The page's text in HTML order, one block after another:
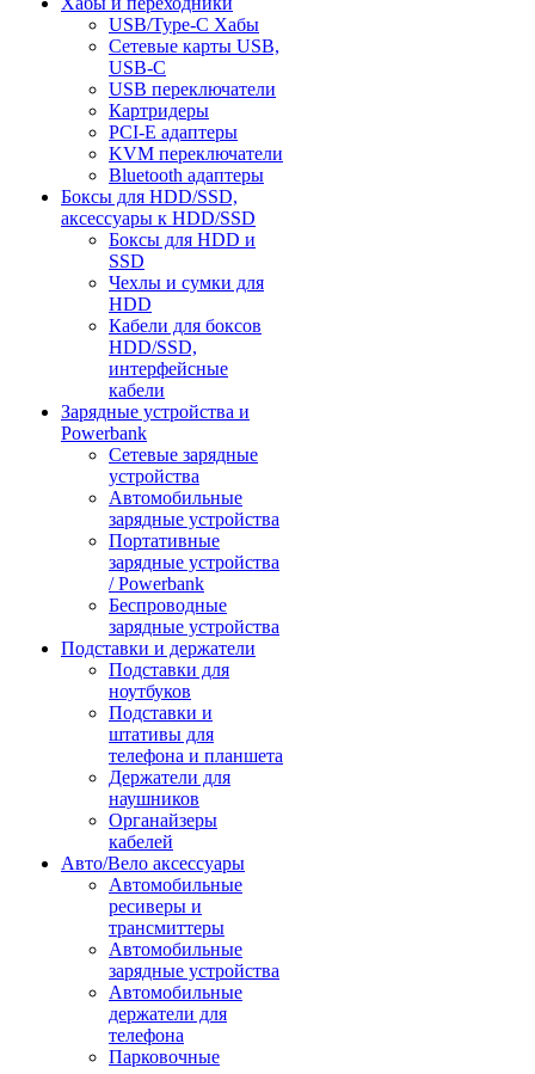
USB/Type-C Хабы
Сетевые карты USB,
USB-C
USB переключатели
Картридеры
PCI-E адаптеры
KVM переключатели
Bluetooth адаптеры
Боксы для HDD/SSD,
аксессуары к HDD/SSD
Боксы для HDD и
SSD
Чехлы и сумки для
HDD
Кабели для боксов
HDD/SSD,
интерфейсные
кабели
Зарядные устройства и
Powerbank
Сетевые зарядные
устройства
Автомобильные
зарядные устройства
Портативные
зарядные устройства
/ Powerbank
Беспроводные
зарядные устройства
Подставки и держатели
Подставки для
ноутбуков
Подставки и
штативы для
телефона и планшета
Держатели для
наушников
Органайзеры
кабелей
Авто/Вело аксессуары
Автомобильные
ресиверы и
трансмиттеры
Автомобильные
зарядные устройства
Автомобильные
держатели для
телефона
Парковочные